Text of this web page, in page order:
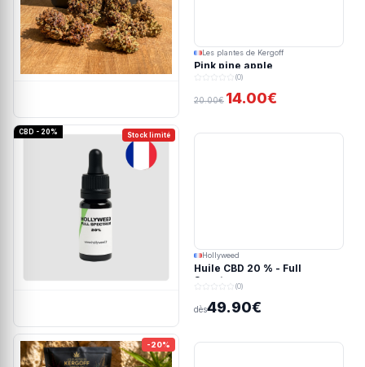
Les plantes de Kergoff
Pink pine apple
(0)
20.00€ 14.00€
Stock limité
CBD - 20%
Hollyweed
Huile CBD 20 % - Full
Spectrum
(0)
dès49.90€
-20%